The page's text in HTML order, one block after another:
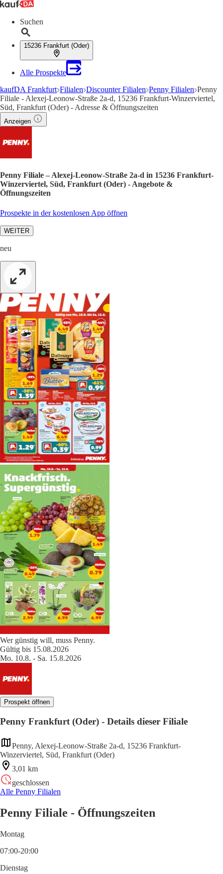
Suchen
15236 Frankfurt (Oder)
Alle Prospekte
kaufDA Frankfurt Filialen Discounter Filialen Penny Filialen Penny
Filiale - Alexej-Leonow-Straße 2a-d, 15236 Frankfurt-Winzerviertel,
Süd, Frankfurt (Oder) - Adresse & Öffnungszeiten
Anzeigen
Penny Filiale – Alexej-Leonow-Straße 2a-d in 15236 Frankfurt-
Winzerviertel, Süd, Frankfurt (Oder) - Angebote &
Öffnungszeiten
Prospekte in der kostenlosen App öffnen
WEITER
neu
Wer günstig will, muss Penny.
Gültig bis 15.08.2026
Mo. 10.8. - Sa. 15.8.2026
Prospekt öffnen
Penny Frankfurt (Oder) - Details dieser Filiale
Penny, Alexej-Leonow-Straße 2a-d, 15236 Frankfurt-
Winzerviertel, Süd, Frankfurt (Oder)
3,01 km
geschlossen
Alle Penny Filialen
Penny Filiale - Öffnungszeiten
Montag
07:00-20:00
Dienstag